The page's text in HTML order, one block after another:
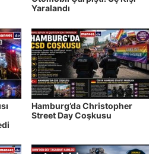
Yaralandı
Hamburg’da Christopher
Street Day Coşkusu